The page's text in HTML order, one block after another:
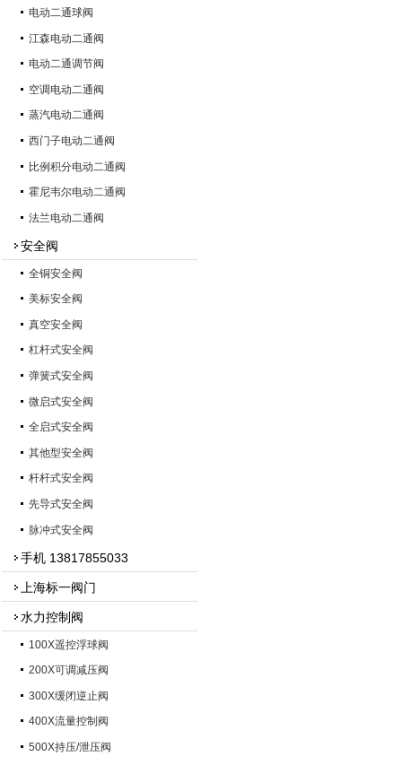
电动二通球阀
江森电动二通阀
电动二通调节阀
空调电动二通阀
蒸汽电动二通阀
西门子电动二通阀
比例积分电动二通阀
霍尼韦尔电动二通阀
法兰电动二通阀
安全阀
全铜安全阀
美标安全阀
真空安全阀
杠杆式安全阀
弹簧式安全阀
微启式安全阀
全启式安全阀
其他型安全阀
杆杆式安全阀
先导式安全阀
脉冲式安全阀
手机 13817855033
上海标一阀门
水力控制阀
100X遥控浮球阀
200X可调减压阀
300X缓闭逆止阀
400X流量控制阀
500X持压/泄压阀